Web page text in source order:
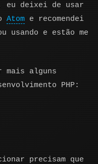
eu deixei de usar
Atom e recomendei
usando e estão me
mais alguns
PHP:
precisam que